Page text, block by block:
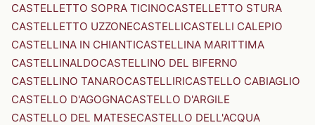
CASTELLETTO SOPRA TICINOCASTELLETTO STURA
CASTELLETTO UZZONECASTELLICASTELLI CALEPIO
CASTELLINA IN CHIANTICASTELLINA MARITTIMA
CASTELLINALDOCASTELLINO DEL BIFERNO
CASTELLINO TANAROCASTELLIRICASTELLO CABIAGLIO
CASTELLO D'AGOGNACASTELLO D'ARGILE
CASTELLO DEL MATESECASTELLO DELL'ACQUA